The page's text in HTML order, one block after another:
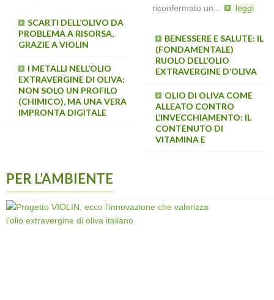
SCARTI DELL’OLIVO DA
PROBLEMA A RISORSA,
GRAZIE A VIOLIN
I METALLI NELL’OLIO
EXTRAVERGINE DI OLIVA:
NON SOLO UN PROFILO
(CHIMICO), MA UNA VERA
IMPRONTA DIGITALE
APPROCCIO DI VIOLIN
PER VERIFICARE
L'AUTENTICITÀ E LA
QUALITÀ DELL'OLIO
L’IMPRONTA DIGITALE
DELL’OLIO DI OLIVA
riconfermato un...
leggi
BENESSERE E SALUTE: IL
(FONDAMENTALE)
RUOLO DELL’OLIO
EXTRAVERGINE D’OLIVA
OLIO DI OLIVA COME
ALLEATO CONTRO
L’INVECCHIAMENTO: IL
CONTENUTO DI
VITAMINA E
PER L’AMBIENTE